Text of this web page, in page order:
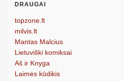
DRAUGAI
topzone.lt
milvis.lt
Mantas Malcius
Lietuviški komiksai
Aš ir Knyga
Laimės kūdikis